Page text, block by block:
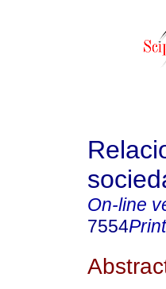
On-line
7554